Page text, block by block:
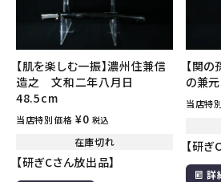
【肌を楽しむ一振】濃州住兼信
造之 文和二年八月日
48.5cm
当店特別価格 ¥0 税込
在庫切れ
【研ぎCさん放出品】
【関
の兼
当店特
【研ぎ
詳